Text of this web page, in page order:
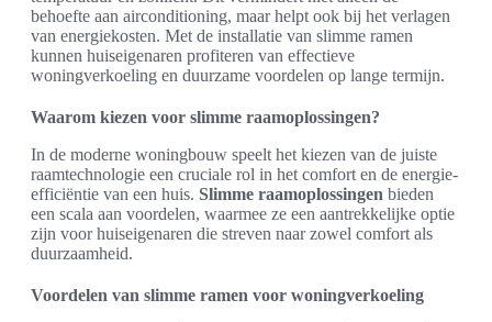
behoefte aan airconditioning, maar helpt ook bij het verlagen
van energiekosten. Met de installatie van slimme ramen
kunnen huiseigenaren profiteren van effectieve
woningverkoeling en duurzame voordelen op lange termijn.
Waarom kiezen voor slimme raamoplossingen?
In de moderne woningbouw speelt het kiezen van de juiste
raamtechnologie een cruciale rol in het comfort en de energie-
efficiëntie van een huis. Slimme raamoplossingen bieden
een scala aan voordelen, waarmee ze een aantrekkelijke optie
zijn voor huiseigenaren die streven naar zowel comfort als
duurzaamheid.
Voordelen van slimme ramen voor woningverkoeling